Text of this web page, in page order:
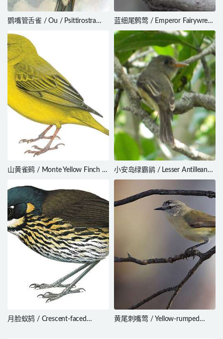
鹦嘴管舌雀 / Ou / Psittirostra
蓝细尾鹩莺 / Emperor Fairywren
/ Malurus cyanocephalus
山黄雀鹀 / Monte Yellow Finch /
小安岛绿霸鹟 / Lesser Antillean
Pewee / Contopus latirostris
月脸蚁鸫 / Crescent-faced
黄尾刺嘴莺 / Yellow-rumped